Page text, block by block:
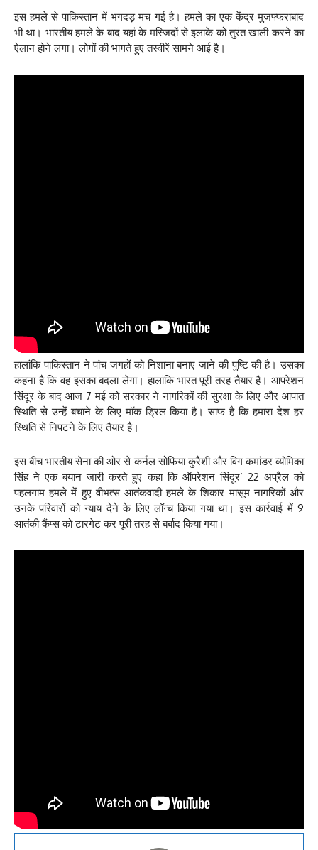
इस हमले से पाकिस्तान में भगदड़ मच गई है। हमले का एक केंद्र मुजफ्फराबाद
भी था। भारतीय हमले के बाद यहां के मस्जिदों से इलाके को तुरंत खाली करने का
ऐलान होने लगा। लोगों की भागते हुए तस्वीरें सामने आई है।
हालांकि पाकिस्तान ने पांच जगहों को निशाना बनाए जाने की पुष्टि की है। उसका
कहना है कि वह इसका बदला लेगा। हालांकि भारत पूरी तरह तैयार है। आपरेशन
सिंदूर के बाद आज 7 मई को सरकार ने नागरिकों की सुरक्षा के लिए और आपात
स्थिति से उन्हें बचाने के लिए मॉक ड्रिल किया है। साफ है कि हमारा देश हर
स्थिति से निपटने के लिए तैयार है।
इस बीच भारतीय सेना की ओर से कर्नल सोफिया कुरैशी और विंग कमांडर व्योमिका
सिंह ने एक बयान जारी करते हुए कहा कि ऑपरेशन सिंदूर’ 22 अप्रैल को
पहलगाम हमले में हुए वीभत्स आतंकवादी हमले के शिकार मासूम नागरिकों और
उनके परिवारों को न्याय देने के लिए लॉन्च किया गया था। इस कार्रवाई में 9
आतंकी कैंप्स को टारगेट कर पूरी तरह से बर्बाद किया गया।